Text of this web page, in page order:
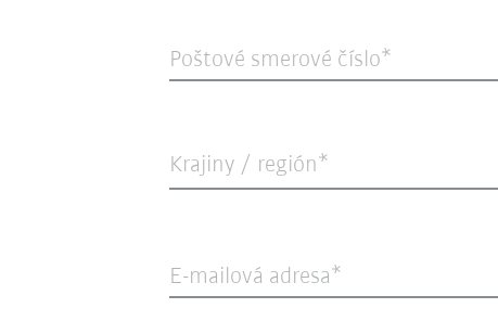
Poštové smerové číslo
Krajiny / región*
E-mailová adresa